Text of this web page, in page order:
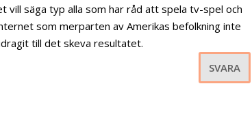
vill säga typ alla som har råd att spela tv-spel och
som merparten av Amerikas befolkning inte
till det skeva resultatet.
SVARA